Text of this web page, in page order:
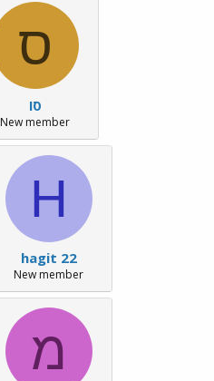
ס
סו
New member
H
hagit 22
New member
מ